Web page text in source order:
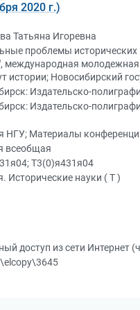
2020 г.)
Татьяна Игоревна
проблемы
международная
истории; Новосибирский
Издательско-
Издательско-
НГУ; Материалы
всеобщая
Т3(0)я431я04
Исторические науки ( Т )
доступ из сети Интернет